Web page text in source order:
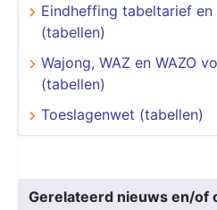
Eindheffing tabeltarief
(tabellen)
Wajong, WAZ en WAZO
(tabellen)
Toeslagenwet (tabellen)
Gerelateerd nieuws en/of